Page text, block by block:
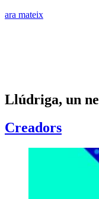
ara mateix
Llúdriga, un
Creadors